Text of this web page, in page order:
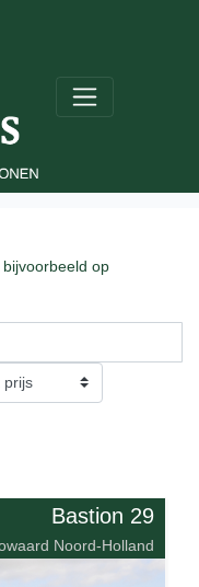
op
Bastion 29
Noord-Holland